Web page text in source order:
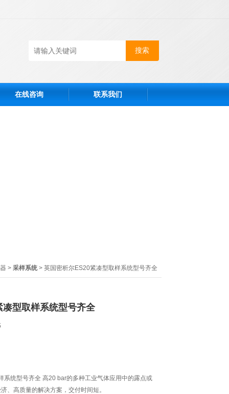
在线咨询 联系我们
> 采样系统 > 英国密析尔ES20紧凑型取样系统型号齐全
凑型取样系统型号齐全
系统型号齐全 高20 bar的多种工业气体应用中的露点或
、高质量的解决方案，交付时间短。